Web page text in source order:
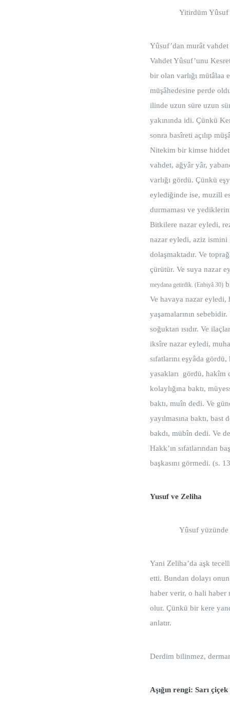
Yitirdüm
Yûsuf’dan murât
Vahdet Yûsuf’unu
bir olan varlığı mütâlaa
müşâhedesine perde
ilinde uzun süre uzun
yakınında idi. Çünkü
sonra basîreti açılıp
Nitekim bir kimse hiddet
vahdet, ağyâr yâr,
varlığı gördü. Çünkü
eylediğinde ise, muzill
durmaması ve
Bitkilere nazar eyledi,
nazar eyledi, aziz ismini
dolaşmaktadır. Ve
çürütür. Ve suya nazar
meydana getirdik. (Enbiyâ 30)
Ve havaya nazar eyledi,
yaşamalarının
soğuktan ısıdır. Ve
iksîre nazar eyledi,
sıfatlarını eşyâda
yasakları gördü, hakîm
kolaylığına baktı,
baktı, muîn dedi. Ve
yayılmasına baktı, bast
bakdı, mübîn dedi. Ve
Hakk’ın sıfatlarından
başkasını görmedi. (s.
Yusuf ve Zeliha
Yûsuf
Yani Zeliha’da aşk
etti. Bundan dolayı
haber verir, o hali haber
olur. Çünkü bir kere
anlatır.
Derdim bilinmez,
Aşığın rengi: Sarı çiçek